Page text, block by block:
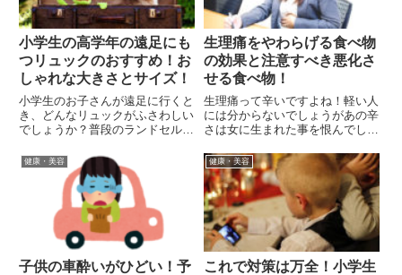
小学生の高学年の遠足にも
つリュックのおすすめ！お
しゃれな大きさとサイズ！
小学生のお子さんが遠足に行くと
き、どんなリュックがふさわしい
でしょうか？普段のランドセルと
な？何を重視すればいいんだろ
う？と迷ってる方もいると思いま
す。今回は、リュックを選ぶ時の
注目ポイントや、小学生の遠足に
生理痛をやわらげる食べ物
の効果と注意すべき悪化さ
せる食べ物！
生理痛って辛いですよね！軽い人
には分からないでしょうがあの辛
さは女に生まれた事を恨んでしま
い人にとっては、苦痛の一週間と
なり、どうにか緩和させる方法を
模索していることでしょう。そこ
で今回は、数ある生理痛の改善
方...
健康・美容
子供の車酔いがひどい！予
健康・美容
これで対策は万全！小学生